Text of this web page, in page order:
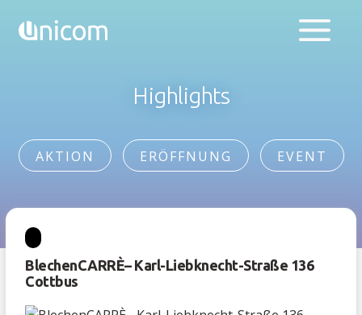
Highlights
AKTION ERÖFFNUNG EVENT
BlechenCARRÈ– Karl-Liebknecht-Straße 136
Cottbus